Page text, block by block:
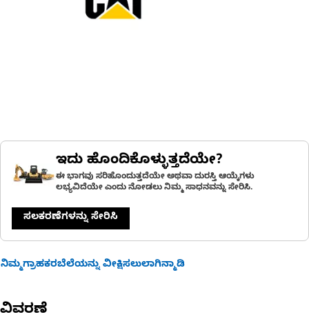
ಇದು ಹೊಂದಿಕೊಳ್ಳುತ್ತದೆಯೇ?
ಈ ಭಾಗವು ಸರಿಹೊಂದುತ್ತದೆಯೇ ಅಥವಾ ದುರಸ್ತಿ ಆಯ್ಕೆಗಳು
ಲಭ್ಯವಿದೆಯೇ ಎಂದು ನೋಡಲು ನಿಮ್ಮ ಸಾಧನವನ್ನು ಸೇರಿಸಿ.
ಸಲಕರಣೆಗಳನ್ನು ಸೇರಿಸಿ
ನಿಮ್ಮಗ್ರಾಹಕರಬೆಲೆಯನ್ನು ವೀಕ್ಷಿಸಲುಲಾಗಿನ್ಮಾಡಿ
ವಿವರಣೆ